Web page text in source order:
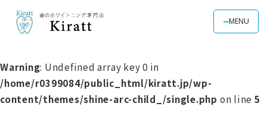
MENU
Warning: Undefined array key 0 in
/home/r0399084/public_html/kiratt.jp/wp-
content/themes/shine-arc-child_/single.php on line 5